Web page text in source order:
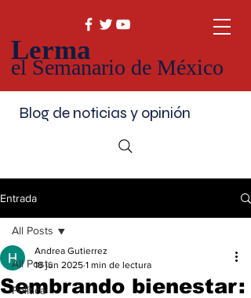
Lerma
el Semanario de México
Blog de noticias y opinión
Entrada
All Posts
Política
All Posts
Sembrando bienestar:
Andrea Gutierrez
18 jun 2025 1 min de lectura